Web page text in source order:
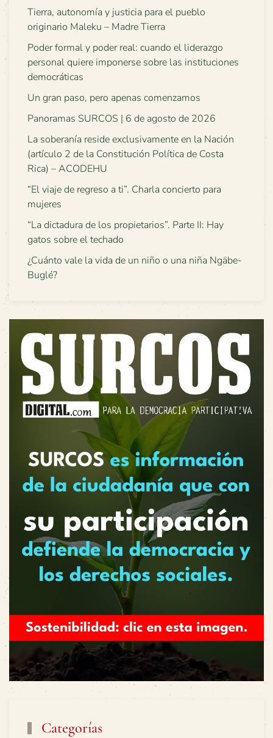
Tierra, autonomía y justicia para el pueblo
originario Maleku – Madre Tierra
Poder formal y poder real: cuando el liderazgo
personal quiere imponerse sobre las instituciones
democráticas
Un gran paso, pero apenas comenzamos
Panoramas SURCOS | 6 de agosto de 2026
La soberanía reside exclusivamente en la Nación
(artículo 2 de la Constitución Política de Costa
Rica) – ACODEHU
“El viaje de regreso a ti”. Charla concierto para
mujeres
“La dictadura de los propietarios”. Parte II: Hay
gatos sobre el techado
¿Cuánto vale la vida de un niño o una niña Ngäbe-
Buglé?
Categorías